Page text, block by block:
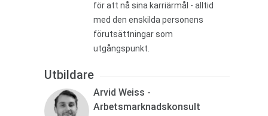
för att nå sina karriärmål - alltid
med den enskilda personens
förutsättningar som
utgångspunkt.
Utbildare
Arvid Weiss -
Arbetsmarknadskonsult